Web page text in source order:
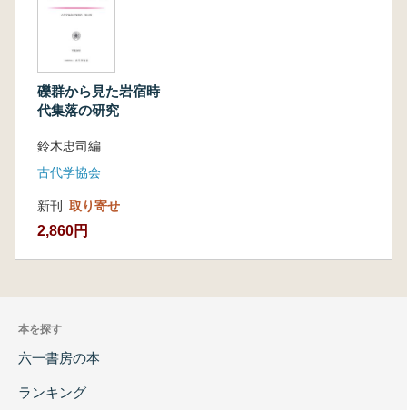
礫群から見た岩宿時
代集落の研究
鈴木忠司編
古代学協会
新刊 取り寄せ
2,860円
本を探す
六一書房の本
ランキング